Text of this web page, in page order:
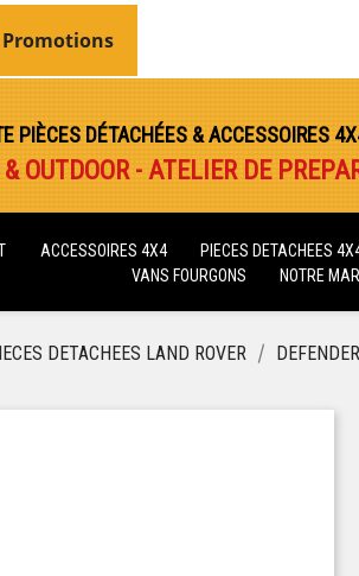
Promotions
PIÈCES DÉTACHÉES & ACCESSOIRES
OUTDOOR - ATELIER DE
ACCESSOIRES 4X4 PIECES DETACHEES
VANS FOURGONS
NOTRE
DETACHEES LAND ROVER